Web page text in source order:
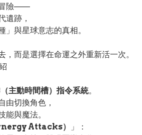
冒險——
遺跡，
」與星球意志的真相。
，而是選擇在命運之外重新活一次。
主動時間槽）指令系統。
由切換角色，
能與魔法。
Attacks）
」：